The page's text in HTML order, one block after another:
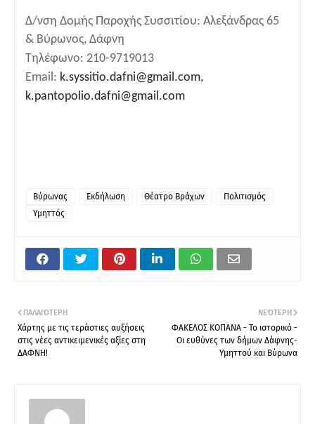
Δ/νση Δομής Παροχής Συσσιτίου: Αλεξάνδρας 65
& Βύρωνος, Δάφνη
Τηλέφωνο: 210-9719013
Email: k.syssitio.dafni@gmail.com,
k.pantopolio.dafni@gmail.com
Βύρωνας Εκδήλωση Θέατρο Βράχων
Πολιτισμός
Υμηττός
ΝΕΌΤΕΡΗ
ΦΑΚΕΛΟΣ ΚΟΠΑΝΑ - Το ιστορικό -
Οι ευθύνες των δήμων Δάφνης-
Υμηττού και Βύρωνα
ΠΑΛΑΙΌΤΕΡΗ
Χάρτης με τις τεράστιες αυξήσεις
στις νέες αντικειμενικές αξίες στη
ΔΑΦΝΗ!